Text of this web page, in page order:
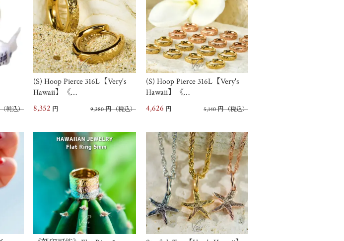
（税込）
(S) Hoop Pierce 316L【Very's
Hawaii】《…
9,280 円（税込）
8,352 円
(S) Hoop Pierce 316L【Very's
Hawaii】《…
5,140 円（税込）
4,626 円